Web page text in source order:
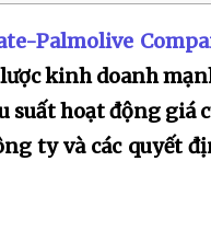
Palmolive
kinh doanh
suất hoạt động
ty và các quyết